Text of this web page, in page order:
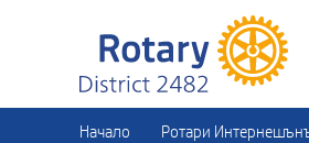
Начало Ротари